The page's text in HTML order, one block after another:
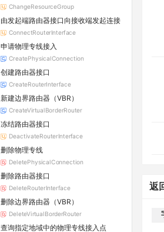
ChangeResourceGroup
由发起端路由器接口向接收端发起连接
ConnectRouterInterface
申请物理专线接入
CreatePhysicalConnection
创建路由器接口
CreateRouterInterface
新建边界路由器（VBR）
CreateVirtualBorderRouter
冻结路由器接口
DeactivateRouterInterface
删除物理专线
DeletePhysicalConnection
删除路由器接口
DeleteRouterInterface
删除边界路由器（VBR）
DeleteVirtualBorderRouter
查询指定地域中的物理专线接入点
返